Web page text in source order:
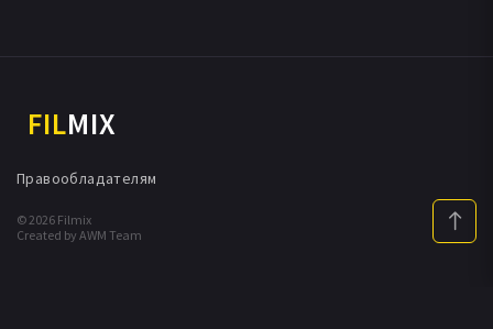
FILMIX
© 2026 Filmix
Created by AWM Team
Правообладателям